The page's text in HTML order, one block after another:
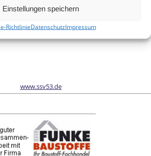
Einstellungen speichern
RichtlinieDatenschutzImpressum
vom Schönwalder Sportverein SSV53
www.ssv53.de